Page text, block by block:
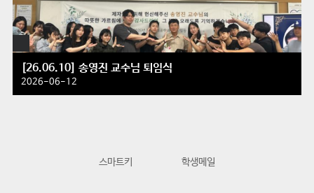
[26.06.10] 송영진 교수님 퇴임식
2026-06-12
스마트키 학생메일